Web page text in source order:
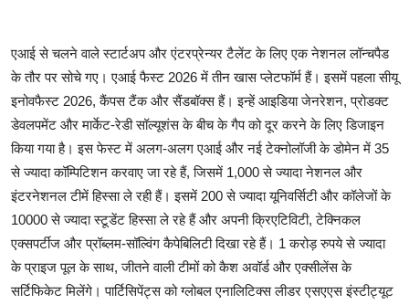
एआई से चलने वाले स्टार्टअप और एंटरप्रेन्यर टैलेंट के लिए एक नेशनल लॉन्चपैड
के तौर पर सोचे गए। एआई फैस्ट 2026 में तीन खास प्लेटफॉर्म हैं। इसमें पहला सीयू
इनोवफैस्ट 2026, कैंपस टैंक और सैंडबॉक्स हैं। इन्हें आइडिया जेनरेशन, प्रोडक्ट
डेवलपमेंट और मार्केट-रेडी सॉल्यूशंस के बीच के गैप को दूर करने के लिए डिजाइन
किया गया है। इस फेस्ट में अलग-अलग एआई और नई टेक्नोलॉजी के डोमेन में 35
से ज्यादा कॉम्पिटिशन करवाए जा रहे हैं, जिसमें 1,000 से ज्यादा नेशनल और
इंटरनेशनल टीमें हिस्सा ले रही हैं। इसमें 200 से ज्यादा यूनिवर्सिटी और कॉलेजों के
10000 से ज्यादा स्टूडेंट हिस्सा ले रहे हैं और अपनी क्रिएटिविटी, टेक्निकल
एक्सपर्टीज और प्रॉब्लम-सॉल्विंग कैपेबिलिटी दिखा रहे हैं। 1 करोड़ रुपये से ज्यादा
के प्राइज पूल के साथ, जीतने वाली टीमों को कैश अवॉर्ड और एक्सीलेंस के
सर्टिफिकेट मिलेंगे। पार्टिसिपेंट्स को ग्लोबल एनालिटिक्स लीडर एसएएस इंस्टीट्यूट